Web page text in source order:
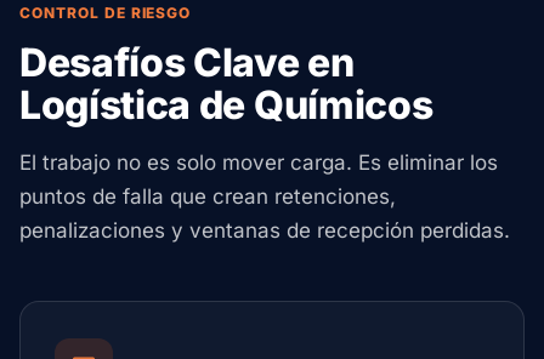
CONTROL DE RIESGO
Desafíos Clave en
Logística de Químicos
El trabajo no es solo mover carga. Es eliminar los
puntos de falla que crean retenciones,
penalizaciones y ventanas de recepción perdidas.